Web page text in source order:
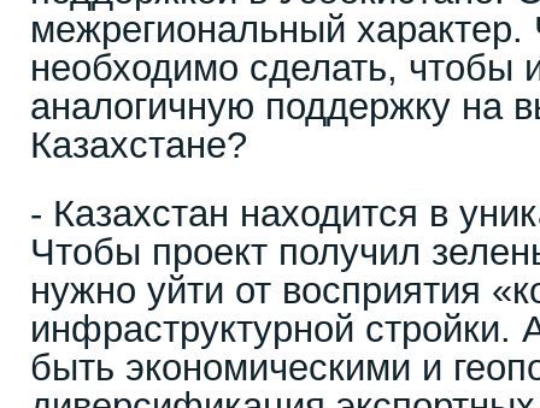
межрегиональный
необходимо сделать, чтобы
аналогичную поддержку на
Казахстане?
- Казахстан находится в
Чтобы проект получил
нужно уйти от восприятия
инфраструктурной
быть экономическими и